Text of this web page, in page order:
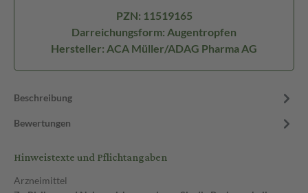
PZN: 11519165
Darreichungsform: Augentropfen
Hersteller: ACA Müller/ADAG Pharma AG
Beschreibung
Bewertungen
Hinweistexte und Pflichtangaben
Arzneimittel